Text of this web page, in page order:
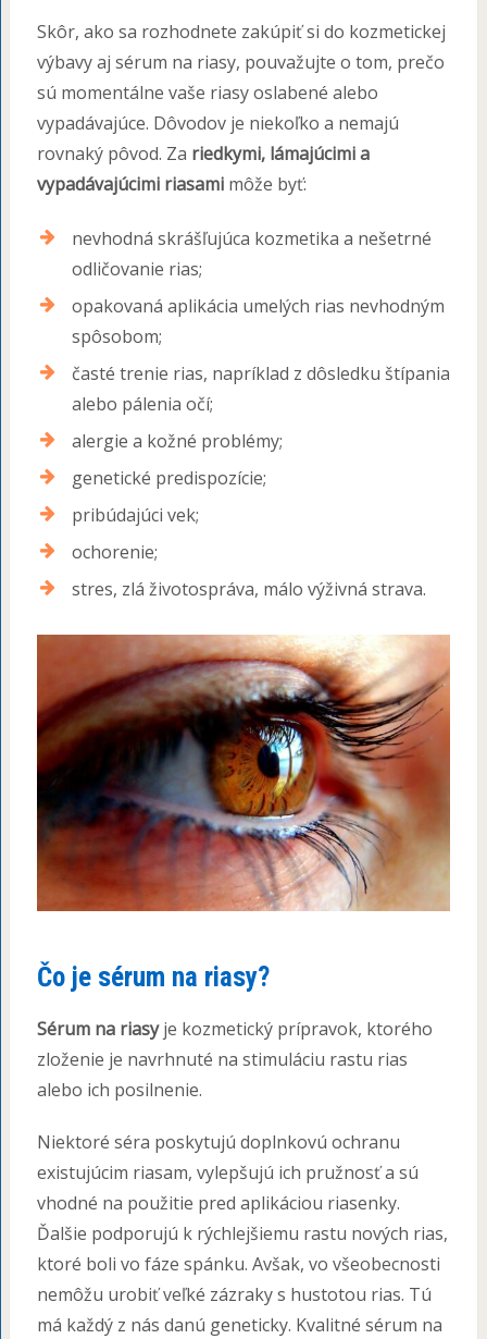
Skôr, ako sa rozhodnete zakúpiť si do kozmetickej
výbavy aj sérum na riasy, pouvažujte o tom, prečo
sú momentálne vaše riasy oslabené alebo
vypadávajúce. Dôvodov je niekoľko a nemajú
rovnaký pôvod. Za riedkymi, lámajúcimi a
vypadávajúcimi riasamimôže byť:
nevhodná skrášľujúca kozmetika a nešetrné
odličovanie rias;
opakovaná aplikácia umelých rias nevhodným
spôsobom;
časté trenie rias, napríklad z dôsledku štípania
alebo pálenia očí;
alergie a kožné problémy;
genetické predispozície;
pribúdajúci vek;
ochorenie;
stres, zlá životospráva, málo výživná strava.
Čo je sérum na riasy?
Sérum na riasyje kozmetický prípravok, ktorého
zloženie je navrhnuté na stimuláciu rastu rias
alebo ich posilnenie.
Niektoré séra poskytujú doplnkovú ochranu
existujúcim riasam, vylepšujú ich pružnosť a sú
vhodné na použitie pred aplikáciou riasenky.
Ďalšie podporujú k rýchlejšiemu rastu nových rias,
ktoré boli vo fáze spánku. Avšak, vo všeobecnosti
nemôžu urobiť veľké zázraky s hustotou rias. Tú
má každý z nás danú geneticky. Kvalitné sérum na